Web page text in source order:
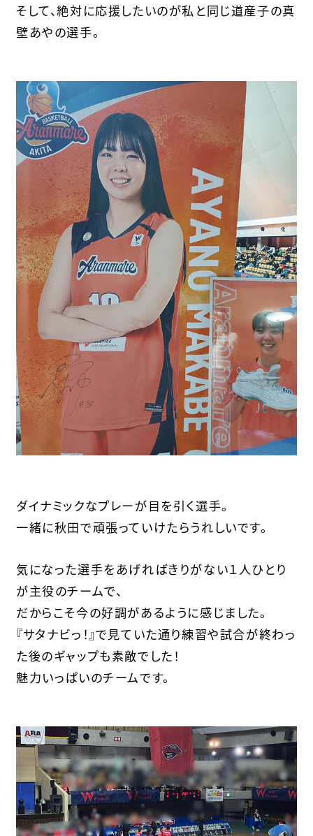
そして、絶対に応援したいのが私と同じ道産子の真
壁あやの選手。
ダイナミックなプレーが目を引く選手。
一緒に秋田で頑張っていけたらうれしいです。
気になった選手をあげればきりがない１人ひとり
が主役のチームで、
だからこそ今の好調があるように感じました。
『サタナビっ！』で見ていた通り練習や試合が終わっ
た後のギャップも素敵でした！
魅力いっぱいのチームです。